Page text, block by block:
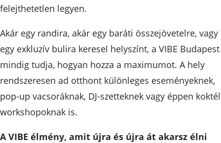
felejthetetlen legyen.
Akár egy randira, akár egy baráti összejövetelre, vagy
egy exkluzív bulira keresel helyszínt, a VIBE Budapest
mindig tudja, hogyan hozza a maximumot. A hely
rendszeresen ad otthont különleges eseményeknek,
pop-up vacsoráknak, DJ-szetteknek vagy éppen koktél
workshopoknak is.
A VIBE élmény, amit újra és újra át akarsz élni